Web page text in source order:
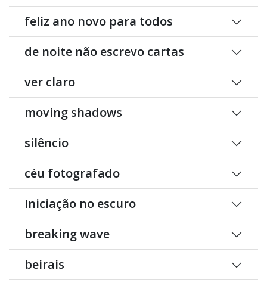
feliz ano novo para todos
de noite não escrevo cartas
ver claro
moving shadows
silêncio
céu fotografado
Iniciação no escuro
breaking wave
beirais